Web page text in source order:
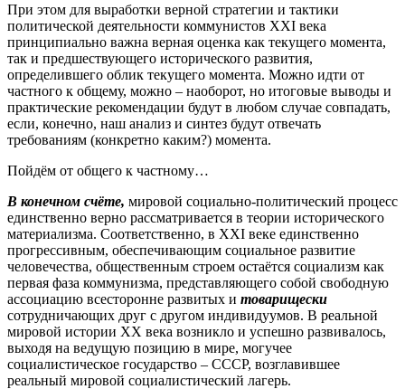
При этом для выработки верной стратегии и тактики
политической деятельности коммунистов XXI века
принципиально важна верная оценка как текущего момента,
так и предшествующего исторического развития,
определившего облик текущего момента. Можно идти от
частного к общему, можно – наоборот, но итоговые выводы и
практические рекомендации будут в любом случае совпадать,
если, конечно, наш анализ и синтез будут отвечать
требованиям (конкретно каким?) момента.
Пойдём от общего к частному…
В конечном счёте, мировой социально-политический процесс
единственно верно рассматривается в теории исторического
материализма. Соответственно, в XXI веке единственно
прогрессивным, обеспечивающим социальное развитие
человечества, общественным строем остаётся социализм как
первая фаза коммунизма, представляющего собой свободную
ассоциацию всесторонне развитых и товарищески
сотрудничающих друг с другом индивидуумов. В реальной
мировой истории ХХ века возникло и успешно развивалось,
выходя на ведущую позицию в мире, могучее
социалистическое государство – СССР, возглавившее
реальный мировой социалистический лагерь.